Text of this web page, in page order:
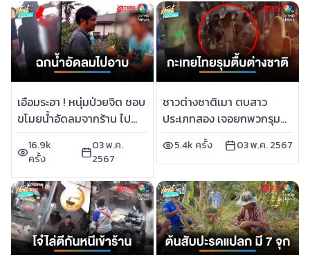
เอือมระอา ! หนุ่มป่วยจิต ชอบ
ขโมยน้ำอัดลมจากร้าน ไป
ดื่ม-อาบ | เช้านี้ที่หมอชิต
16.9k
ครั้ง
03 พ.ค.
2567
ชาวต่างชาติเมา ตบสาว
ประเภทสอง เจอยกพวกรุม
สวนกลับ หวิดเสียชีวิต | เช้านี้
ที่หมอชิต
5.4k ครั้ง 03 พ.ค. 2567